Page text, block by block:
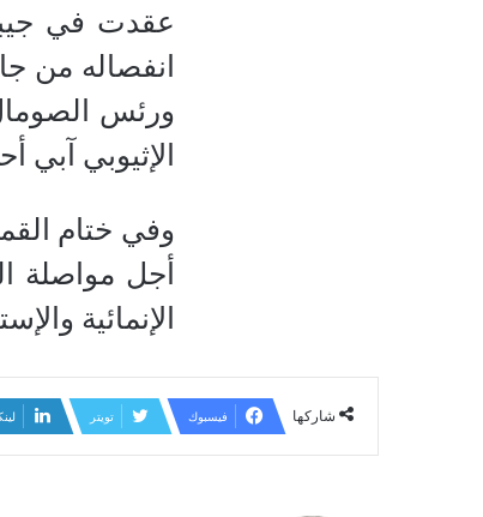
عقدت في
ورئس
الإثيوبي آبي
وفي ختام
أجل مواصلة
الإنمائية
شاركها فيسبوك تويتر